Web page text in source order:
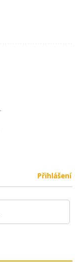
Přihlášení